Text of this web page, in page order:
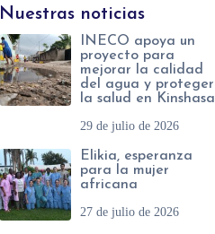
Nuestras noticias
INECO apoya un
proyecto para
mejorar la calidad
del agua y proteger
la salud en Kinshasa
29 de julio de 2026
Elikia, esperanza
para la mujer
africana
27 de julio de 2026